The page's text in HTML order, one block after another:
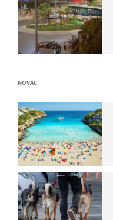
NOVAC